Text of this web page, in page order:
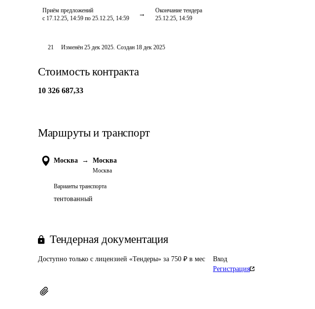
Приём предложений
с 17.12.25, 14:59 по 25.12.25, 14:59
Окончание тендера
25.12.25, 14:59
21 Изменён25 дек 2025. Создан 18 дек 2025
Стоимость контракта
10 326 687,33
Маршруты и транспорт
Москва → Москва
Москва
Варианты транспорта
тентованный
Тендерная документация
Доступно только с лицензией «Тендеры» за 750 ₽ в мес
Вход
Регистрация